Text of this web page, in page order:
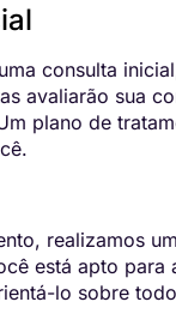
consulta
avaliarão sua
plano de
realizamos
está apto para
lo sobre